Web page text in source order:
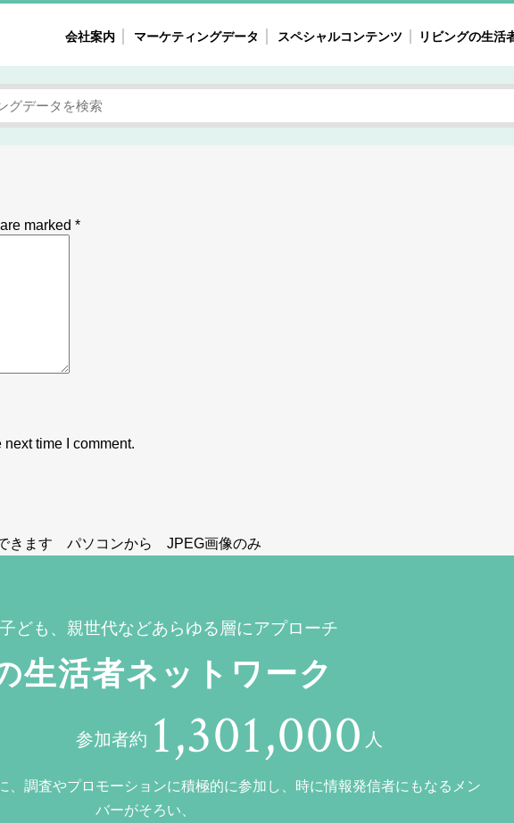
会社案内 マーケティングデータ スペシャルコンテンツ
女性の気持ちと消費がリアルに見える
自主調査レポート
注目ターゲット・重
40'ｓ～60'ｓマー
リビングの生活
marked *
time I comment.
きます パソコンから JPEG画像のみ
ども、親世代などあらゆる層にアプローチ
生活者ネットワーク
参加者約 1,301,000 人
、調査やプロモーションに積極的に参加し、時に情報発信者にもなるメン
バーがそろい、